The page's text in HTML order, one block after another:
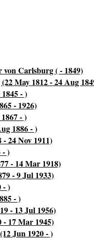
Carlsburg ( - 1849)
May 1812 - 24 Aug
- )
- 1926)
- )
1886 - )
24 Nov 1911)
- )
- 14 Mar 1918)
- 9 Jul 1933)
- )
- )
- 13 Jul 1956)
- 17 Mar 1945)
Jun 1920 - )